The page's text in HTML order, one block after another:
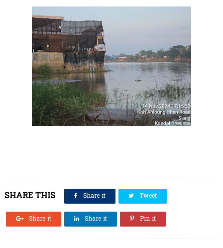
SHARE THIS Share it Tweet
Share it Share it Pin it